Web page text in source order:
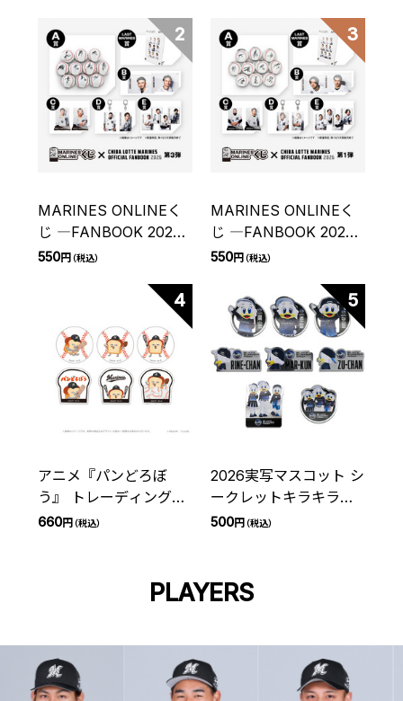
2
MARINES ONLINEく
じ ―FANBOOK 2026
第3弾― チケット
550円（税込）
3
MARINES ONLINEく
じ ―FANBOOK 2026
第1弾― チケット
550円（税込）
4
アニメ『パンどろぼ
う』 トレーディングス
テッカー 千葉ロッテマ
660円（税込）
5
2026実写マスコット シ
ークレットキラキラス
テッカー(BSW)
500円（税込）
PLAYERS